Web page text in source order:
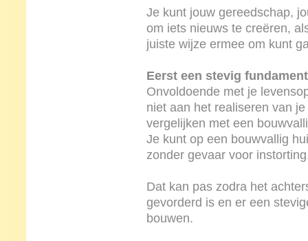
Je kunt jouw gereedschap,
om iets nieuws te creëren,
juiste wijze ermee om kunt
Eerst een stevig fundament
Onvoldoende met je
niet aan het realiseren van
vergelijken met een
Je kunt op een bouwvallig
zonder gevaar voor
Dat kan pas zodra het
gevorderd is en er een
bouwen.